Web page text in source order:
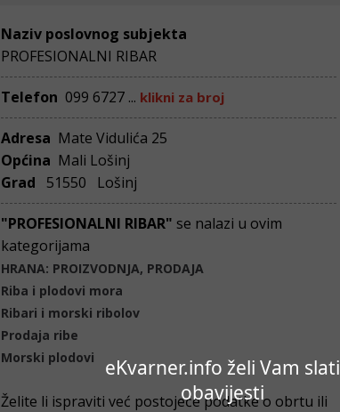
eKvarner.info želi Vam slati
obavijesti
Naziv poslovnog subjekta
PROFESIONALNI RIBAR
Telefon 099 6727 ... klikni za broj
Adresa Mate Vidulića 25
Općina Mali Lošinj
Grad
51550 Lošinj
"PROFESIONALNI RIBAR" se nalazi u ovim
kategorijama
HRANA: PROIZVODNJA, PRODAJA
Riba i plodovi mora
Ribari i morski ribolov
Prodaja ribe
Morski plodovi
Želite li ispraviti već postojeće podatke o obrtu ili